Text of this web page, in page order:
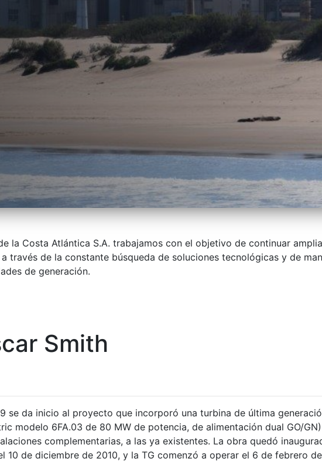
la Costa Atlántica S.A. trabajamos con el objetivo de continuar
través de la constante búsqueda de soluciones tecnológicas y de
de generación.
Smith
se da inicio al proyecto que incorporó una turbina de última
modelo 6FA.03 de 80 MW de potencia, de alimentación dual GO/
complementarias, a las ya existentes. La obra quedó
10 de diciembre de 2010, y la TG comenzó a operar el 6 de febrero de